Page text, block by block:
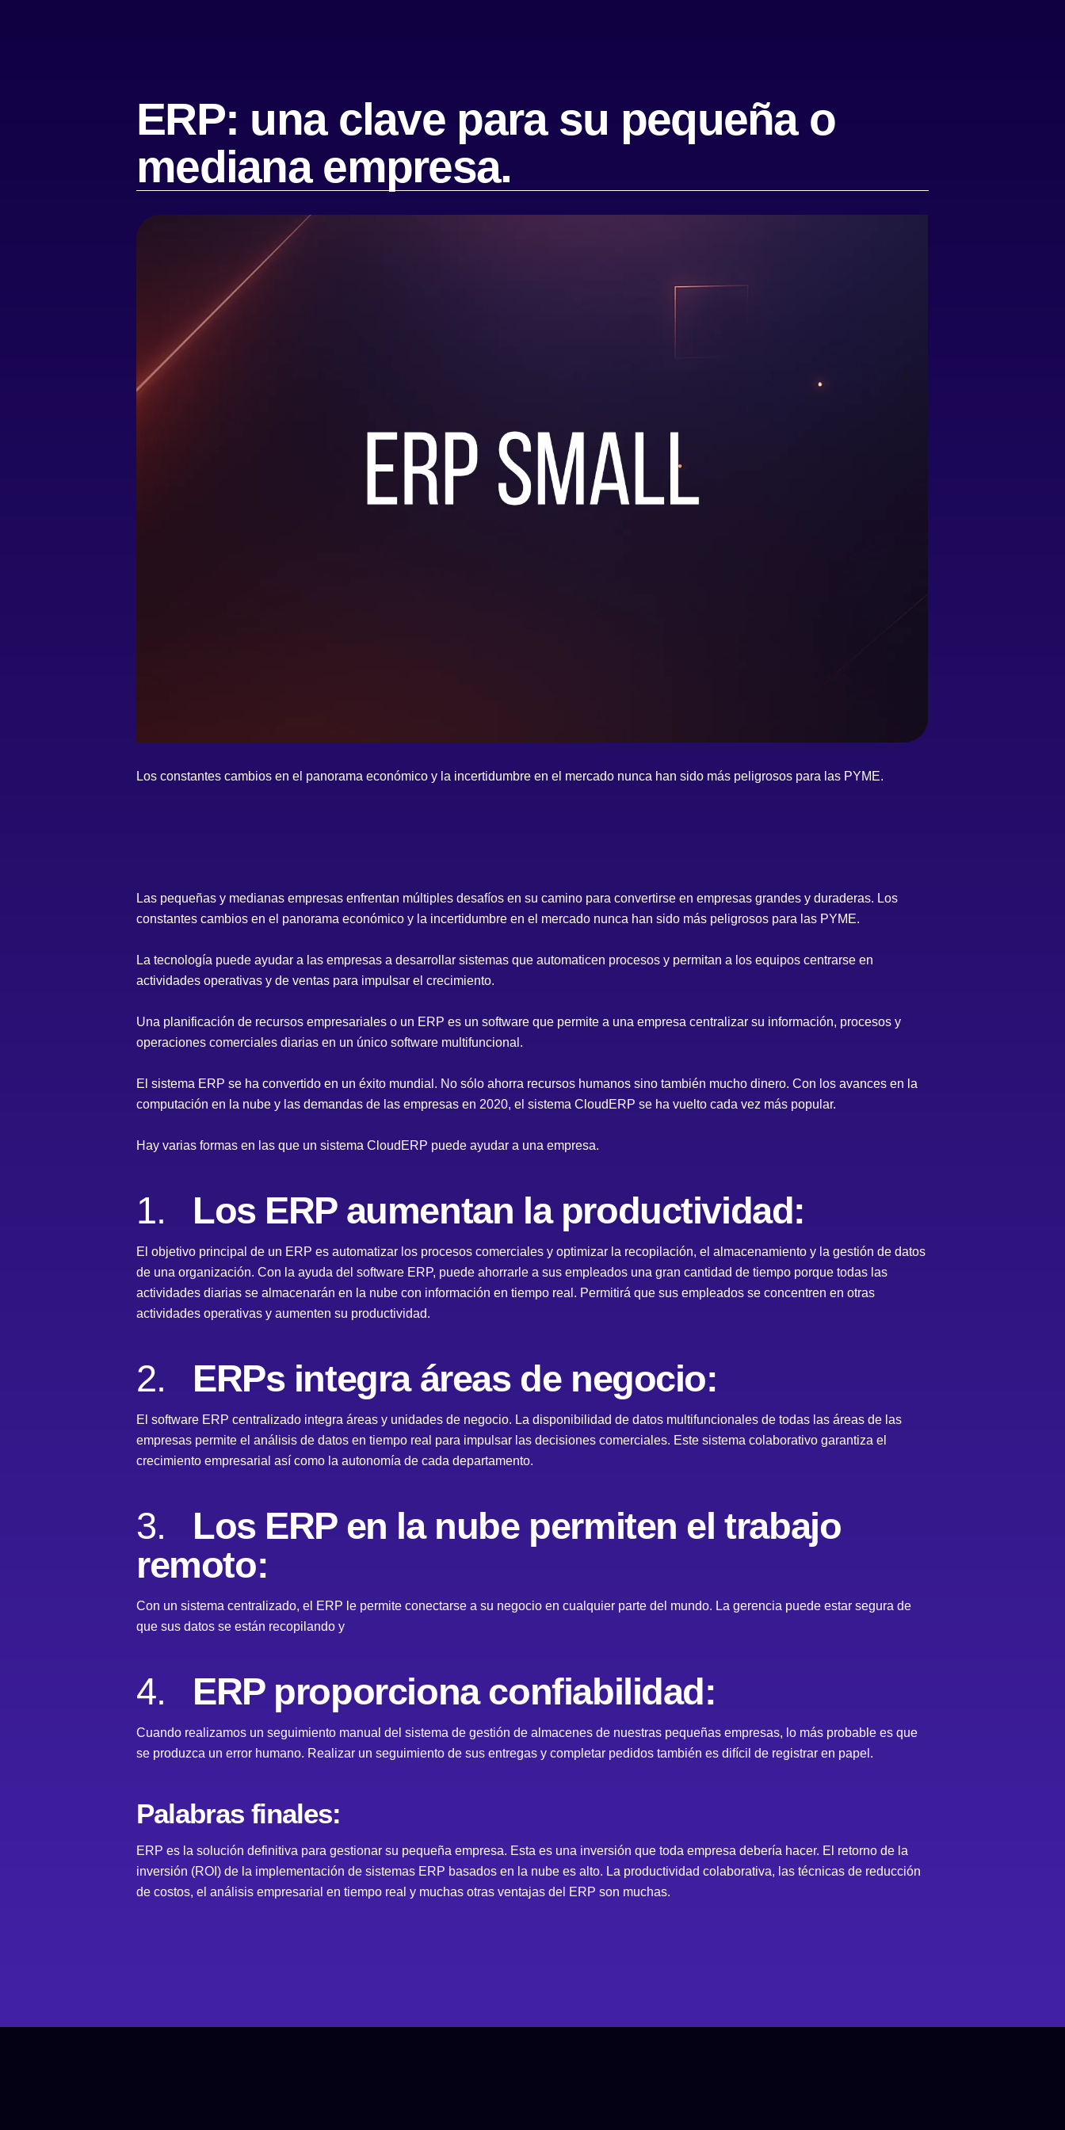
ERP: una clave para su pequeña o
mediana empresa.
Los constantes cambios en el panorama económico y la incertidumbre en el mercado nunca han sido más peligrosos para las PYME.
Las pequeñas y medianas empresas enfrentan múltiples desafíos en su camino para convertirse en empresas grandes y duraderas. Los
constantes cambios en el panorama económico y la incertidumbre en el mercado nunca han sido más peligrosos para las PYME.
La tecnología puede ayudar a las empresas a desarrollar sistemas que automaticen procesos y permitan a los equipos centrarse en
actividades operativas y de ventas para impulsar el crecimiento.
Una planificación de recursos empresariales o un ERP es un software que permite a una empresa centralizar su información, procesos y
operaciones comerciales diarias en un único software multifuncional.
El sistema ERP se ha convertido en un éxito mundial. No sólo ahorra recursos humanos sino también mucho dinero. Con los avances en la
computación en la nube y las demandas de las empresas en 2020, el sistema CloudERP se ha vuelto cada vez más popular.
Hay varias formas en las que un sistema CloudERP puede ayudar a una empresa.
1. Los ERP aumentan la productividad:
El objetivo principal de un ERP es automatizar los procesos comerciales y optimizar la recopilación, el almacenamiento y la gestión de datos
de una organización. Con la ayuda del software ERP, puede ahorrarle a sus empleados una gran cantidad de tiempo porque todas las
actividades diarias se almacenarán en la nube con información en tiempo real. Permitirá que sus empleados se concentren en otras
actividades operativas y aumenten su productividad.
2. ERPs integra áreas de negocio:
El software ERP centralizado integra áreas y unidades de negocio. La disponibilidad de datos multifuncionales de todas las áreas de las
empresas permite el análisis de datos en tiempo real para impulsar las decisiones comerciales. Este sistema colaborativo garantiza el
crecimiento empresarial así como la autonomía de cada departamento.
3. Los ERP en la nube permiten el trabajo
remoto:
Con un sistema centralizado, el ERP le permite conectarse a su negocio en cualquier parte del mundo. La gerencia puede estar segura de
que sus datos se están recopilando y
4. ERP proporciona confiabilidad:
Cuando realizamos un seguimiento manual del sistema de gestión de almacenes de nuestras pequeñas empresas, lo más probable es que
se produzca un error humano. Realizar un seguimiento de sus entregas y completar pedidos también es difícil de registrar en papel.
Palabras finales:
ERP es la solución definitiva para gestionar su pequeña empresa. Esta es una inversión que toda empresa debería hacer. El retorno de la
inversión (ROI) de la implementación de sistemas ERP basados ​​en la nube es alto. La productividad colaborativa, las técnicas de reducción
de costos, el análisis empresarial en tiempo real y muchas otras ventajas del ERP son muchas.